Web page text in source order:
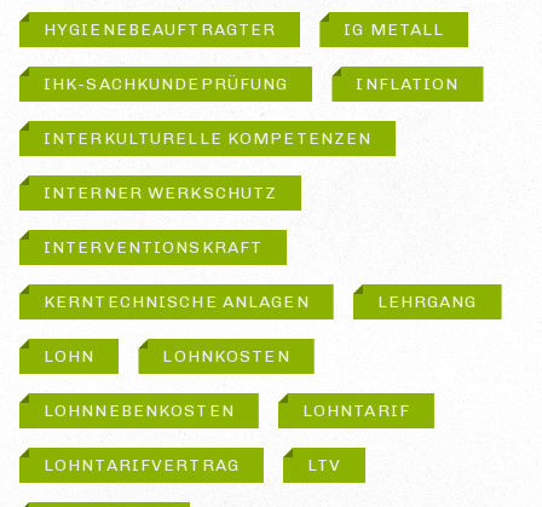
HYGIENEBEAUFTRAGTER IG METALL
IHK-SACHKUNDEPRÜFUNG INFLATION
INTERKULTURELLE KOMPETENZEN
INTERNER WERKSCHUTZ
INTERVENTIONSKRAFT
KERNTECHNISCHE ANLAGEN LEHRGANG
LOHN LOHNKOSTEN
LOHNNEBENKOSTEN LOHNTARIF
LOHNTARIFVERTRAG LTV